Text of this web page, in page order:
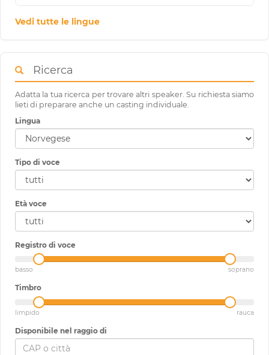
Vedi tutte le lingue
Ricerca
Adatta la tua ricerca per trovare altri speaker. Su richiesta siamo
lieti di preparare anche un casting individuale.
Lingua
Tipo di voce
Età voce
Registro di voce
basso soprano
Timbro
limpido rauca
Disponibile nel raggio di